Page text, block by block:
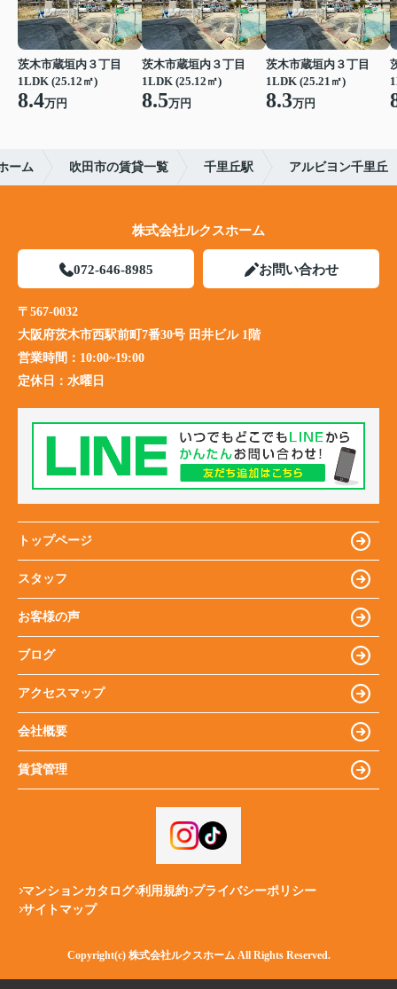
茨木市蔵垣内３丁目
1LDK (25.12㎡)
8.4万円
茨木市蔵垣内３丁目
1LDK (25.12㎡)
8.5万円
茨木市蔵垣内３丁目
1LDK (25.21㎡)
8.3万円
ーム 吹田市の賃貸一覧 千里丘駅 アルビヨン千里丘
株式会社ルクスホーム
072-646-8985 お問い合わせ
〒567-0032
大阪府茨木市西駅前町7番30号 田井ビル 1階
営業時間： 10:00~19:00
定休日： 水曜日
トップページ
スタッフ
お客様の声
ブログ
アクセスマップ
会社概要
賃貸管理
マンションカタログ 利用規約 プライバシーポリシー
サイトマップ
Copyright(c) 株式会社ルクスホーム All Rights Reserved.